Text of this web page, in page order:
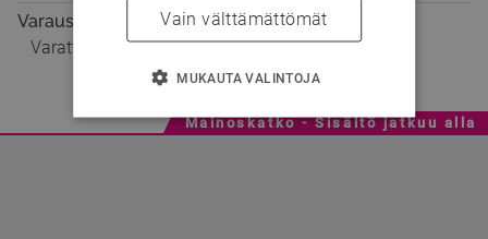
Varaustilanne
Varattu
Mainoskatko - Sisältö jatkuu alla
Vain välttämättömät
MUKAUTA VALINTOJA